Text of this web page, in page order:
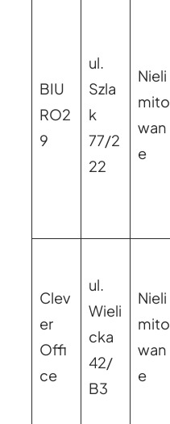
BIU
RO2
9
ul.
Szla
k
77/2
22
Nieli
mito
wan
e
Clev
er
Offi
ce
ul.
Wieli
cka
42/
B3
Nieli
mito
wan
e